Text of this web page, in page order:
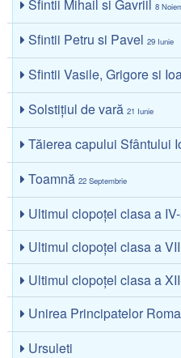
Sfintii Mihail si Gavriil8
Sfintii Petru si Pavel29 Iunie
Sfintii Vasile, Grigore si
Solstiţiul de vară21 Iunie
Tăierea capului Sfântului
Toamnă22 Septembrie
Ultimul clopoţel clasa a
Ultimul clopoţel clasa a
Ultimul clopoţel clasa a
Unirea Principatelor
Ursuleti